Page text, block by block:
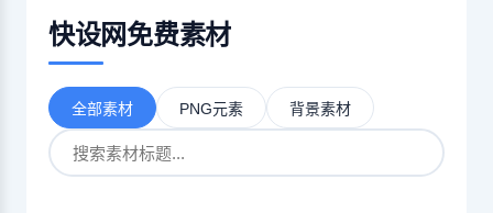
快设网免费素材
全部素材 PNG元素 背景素材